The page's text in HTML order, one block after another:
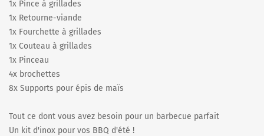
1x Pince à grillades
1x Retourne-viande
1x Fourchette à grillades
1x Couteau à grillades
1x Pinceau
4x brochettes
8x Supports pour épis de maïs
Tout ce dont vous avez besoin pour un barbecue parfait
Un kit d'inox pour vos BBQ d'été !